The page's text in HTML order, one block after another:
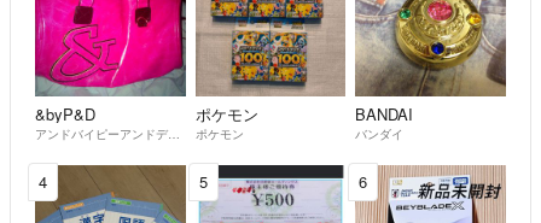
&byP&D
アンドバイピーアンドディー
ポケモン
ポケモン
BANDAI
バンダイ
4 5 6